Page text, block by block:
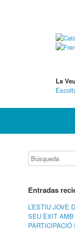
La
Entradas
L’ESTIU JOVE
SEU ÈXIT